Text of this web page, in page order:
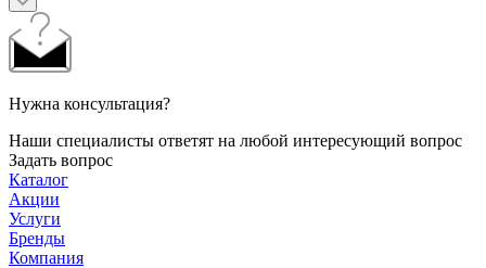
Нужна консультация?
Наши специалисты ответят на любой интересующий вопрос
Задать вопрос
Каталог
Акции
Услуги
Бренды
Компания